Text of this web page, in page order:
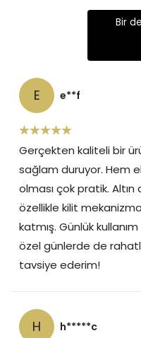
Bir
E e**f
Gerçekten kaliteli bir
sağlam duruyor. Hem
olması çok pratik.
özellikle kilit
katmış. Günlük
özel günlerde de
tavsiye ederim!
H h*****c